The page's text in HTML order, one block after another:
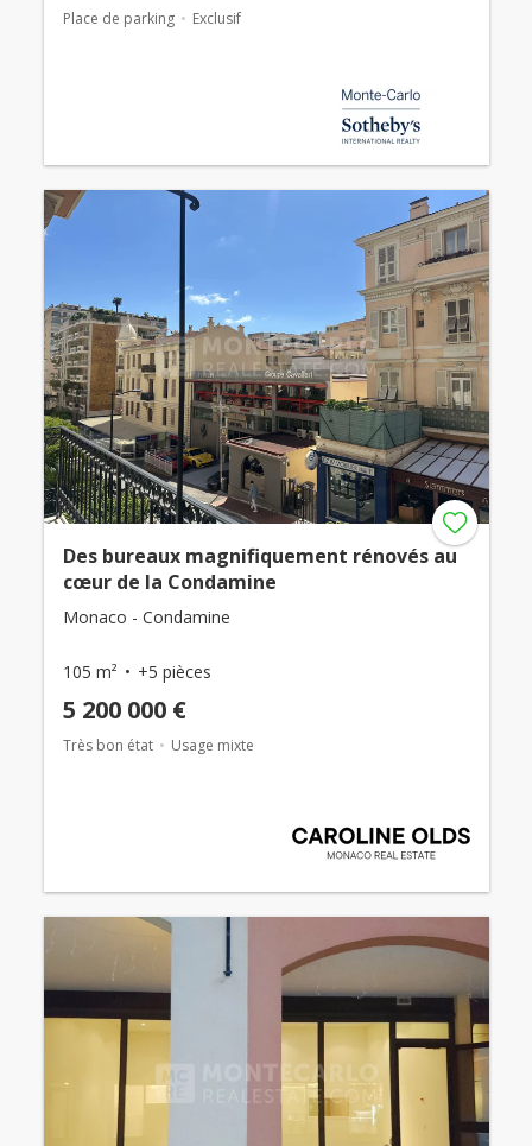
Place de parking Exclusif
Des bureaux magnifiquement rénovés au
cœur de la Condamine
Monaco - Condamine
105 m² +5 pièces
5 200 000 €
Très bon état Usage mixte